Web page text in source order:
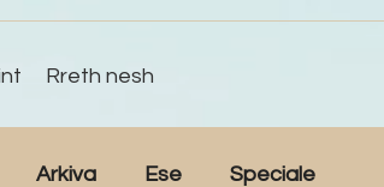
Rreth nesh
Arkiva Ese Speciale